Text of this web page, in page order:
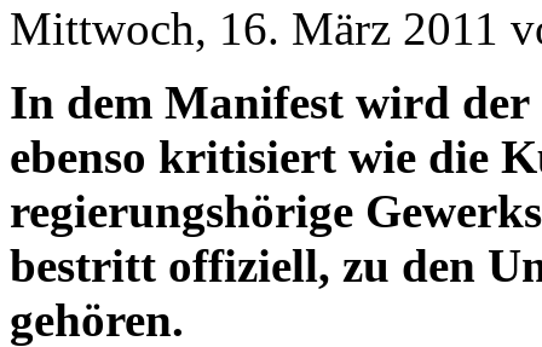
Mittwoch, 16. März 2011
In dem Manifest wird
ebenso kritisiert wie die
regierungshörige
bestritt offiziell, zu den
gehören.